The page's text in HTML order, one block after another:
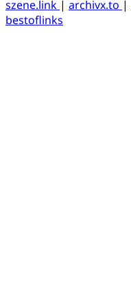
szene.link | archivx.to |
bestoflinks